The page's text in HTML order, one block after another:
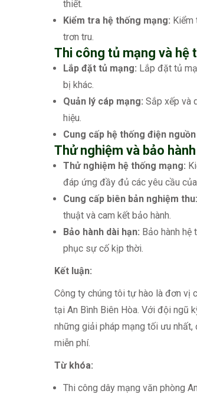
thiết.
Kiểm tra hệ thống mạng: Kiểm
trơn tru.
Thi công tủ mạng và hệ
Lắp đặt tủ mạng: Lắp đặt tủ
bị khác.
Quản lý cáp mạng: Sắp xếp và
hiệu.
Cung cấp hệ thống điện
Thử nghiệm và bảo hành
Thử nghiệm hệ thống mạng:
đáp ứng đầy đủ các yêu cầu của
Cung cấp biên bản nghiệm thu:
thuật và cam kết bảo hành.
Bảo hành dài hạn: Bảo hành hệ
phục sự cố kịp thời.
Kết luận:
Công ty chúng tôi tự hào là đơn vị
tại An Bình Biên Hòa. Với đội ngũ
những giải pháp mạng tối ưu
miễn phí.
Từ khóa:
Thi công dây mạng văn phòng